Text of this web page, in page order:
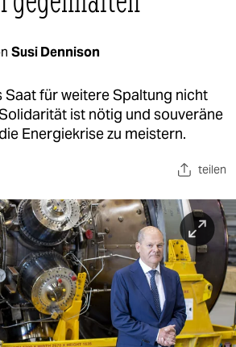
Susi Dennison
Saat für weitere Spaltung nicht
ist nötig und souveräne
Energiekrise zu meistern.
teilen